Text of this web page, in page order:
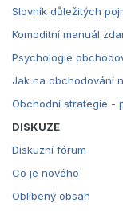
Slovník důležitých
Komoditní manuál
Psychologie
Jak na obchodování
Obchodní strategie -
DISKUZE
Diskuzní fórum
Co je nového
Oblíbený obsah